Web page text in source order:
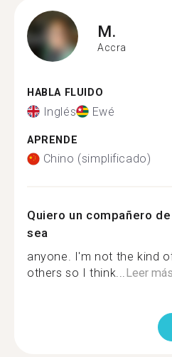
M.
Accra
HABLA FLUIDO
Inglés Ewé
APRENDE
Chino (simplificado)
Quiero un compañero
sea
anyone. I'm not the kind
others so I think...Leer más